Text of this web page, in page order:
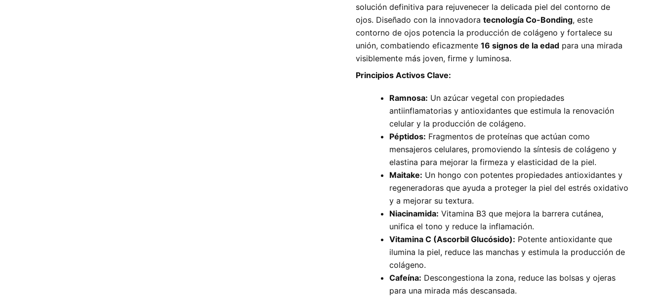
solución definitiva para rejuvenecer la delicada piel del contorno de
ojos. Diseñado con la innovadora tecnología Co-Bonding, este
contorno de ojos potencia la producción de colágeno y fortalece su
unión, combatiendo eficazmente 16 signos de la edad para una mirada
visiblemente más joven, firme y luminosa.
Principios Activos Clave:
Ramnosa: Un azúcar vegetal con propiedades
antiinflamatorias y antioxidantes que estimula la renovación
celular y la producción de colágeno.
Péptidos: Fragmentos de proteínas que actúan como
mensajeros celulares, promoviendo la síntesis de colágeno y
elastina para mejorar la firmeza y elasticidad de la piel.
Maitake: Un hongo con potentes propiedades antioxidantes y
regeneradoras que ayuda a proteger la piel del estrés oxidativo
y a mejorar su textura.
Niacinamida: Vitamina B3 que mejora la barrera cutánea,
unifica el tono y reduce la inflamación.
Vitamina C (Ascorbil Glucósido): Potente antioxidante que
ilumina la piel, reduce las manchas y estimula la producción de
colágeno.
Cafeína: Descongestiona la zona, reduce las bolsas y ojeras
para una mirada más descansada.